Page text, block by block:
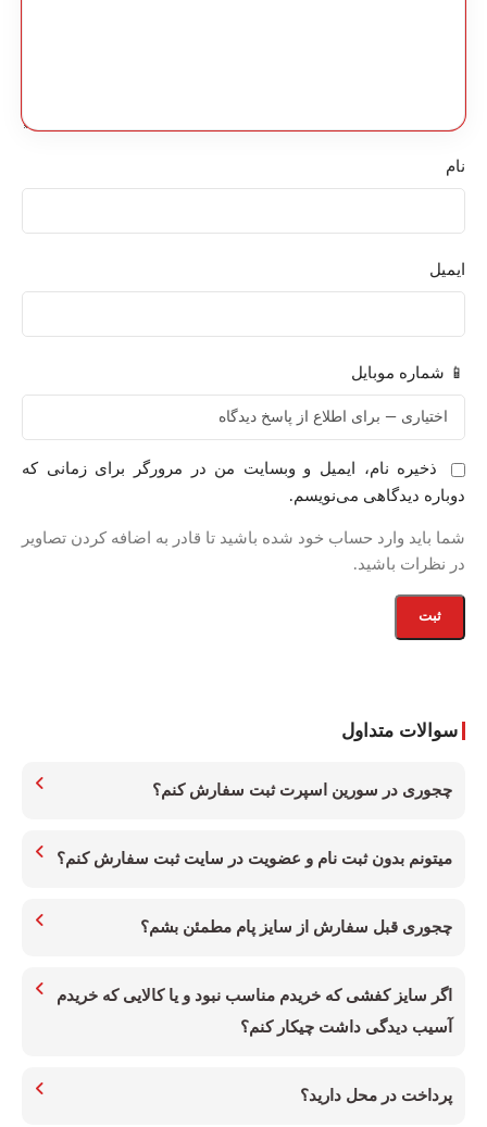
نام
ایمیل
📱 شماره موبایل
ذخیره نام، ایمیل و وبسایت من در مرورگر برای زمانی که
دوباره دیدگاهی می‌نویسم.
شما باید وارد حساب خود شده باشید تا قادر به اضافه کردن تصاویر
در نظرات باشید.
سوالات متداول
چجوری در سورین اسپرت ثبت سفارش کنم؟
میتونم بدون ثبت نام و عضویت در سایت ثبت سفارش کنم؟
چجوری قبل سفارش از سایز پام مطمئن بشم؟
اگر سایز کفشی که خریدم مناسب نبود و یا کالایی که خریدم
آسیب دیدگی داشت چیکار کنم؟
پرداخت در محل دارید؟